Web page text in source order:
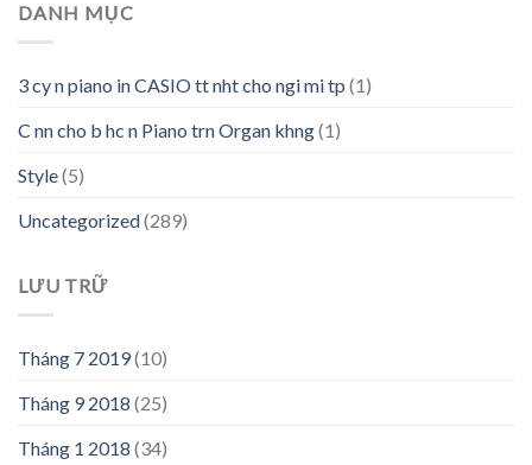
DANH MỤC
3 cy n piano in CASIO tt nht cho ngi mi tp (1)
C nn cho b hc n Piano trn Organ khng(1)
Style(5)
Uncategorized(289)
LƯU TRỮ
Tháng 7 2019(10)
Tháng 9 2018 (25)
Tháng 1 2018 (34)